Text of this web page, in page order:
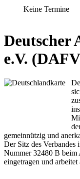
Keine Termine
Deutscher
e.V.
gemeinnützig und
Der Sitz des Verbandes
Nummer 32480 B beim
eingetragen und